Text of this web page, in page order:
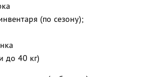
(по сезону);
до 40 кг)